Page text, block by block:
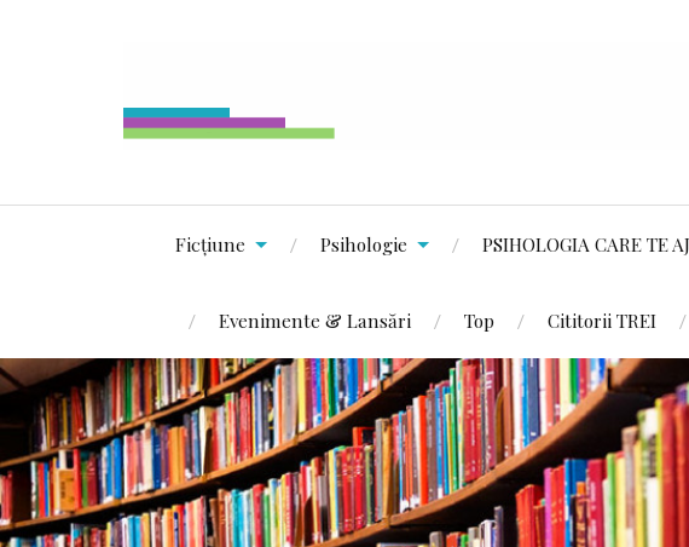
Ficțiune Psihologie PSIHOLOGIA CARE TE
Evenimente & Lansări Top Cititorii TREI